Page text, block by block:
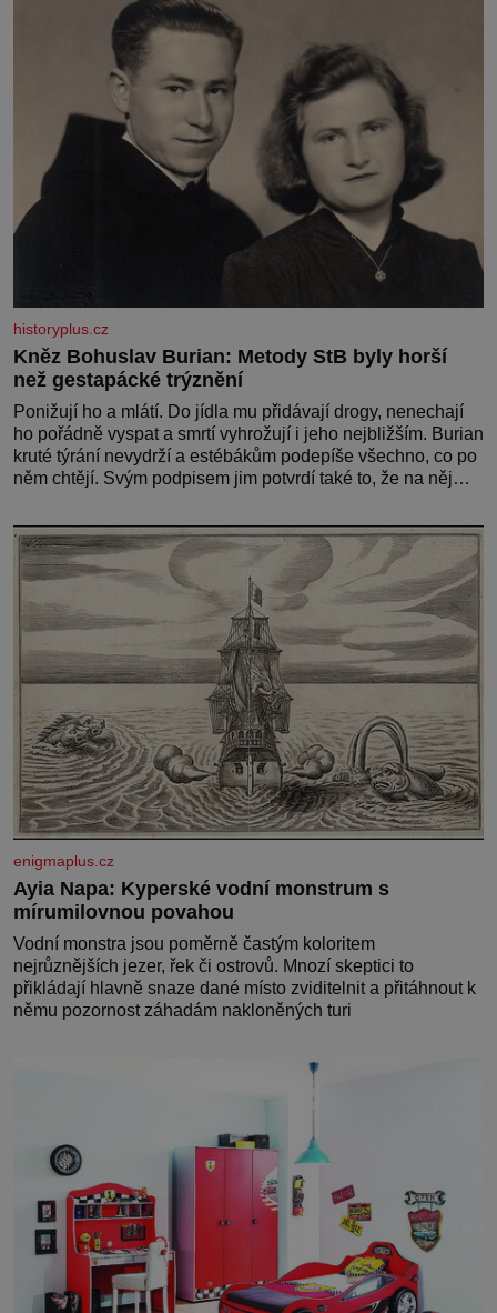
historyplus.cz
Kněz Bohuslav Burian: Metody StB byly horší
než gestapácké trýznění
Ponižují ho a mlátí. Do jídla mu přidávají drogy, nenechají
ho pořádně vyspat a smrtí vyhrožují i jeho nejbližším. Burian
kruté týrání nevydrží a estébákům podepíše všechno, co po
něm chtějí. Svým podpisem jim potvrdí také to, že na něj
nátlak. Syn brněnského řezníka chce být knězem a
enigmaplus.cz
Ayia Napa: Kyperské vodní monstrum s
mírumilovnou povahou
Vodní monstra jsou poměrně častým koloritem
nejrůznějších jezer, řek či ostrovů. Mnozí skeptici to
přikládají hlavně snaze dané místo zviditelnit a přitáhnout k
němu pozornost záhadám nakloněných turi